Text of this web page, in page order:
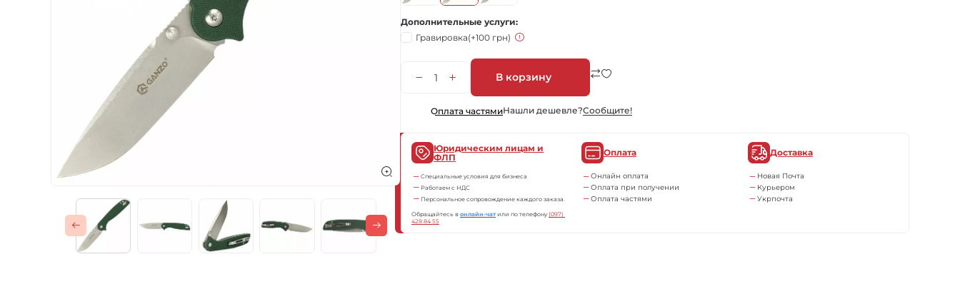
Газовые горелки
Дополнительные услуги
Гравировка(+100 грн)
В корзину
Оплата частямиНашли дешевле?Сообщите!
Юридическим лицам и
ФЛП
Специальные условия для бизнеса
Работаем с НДС
Персональное сопровождение каждого заказа.
Обращайтесь вонлайн-чатили по телефону(097)
428 84 55
Оплата
Онлайн оплата
Оплата при получении
Оплата частями
Доставка
Новая Почта
Курьером
Укрпочта